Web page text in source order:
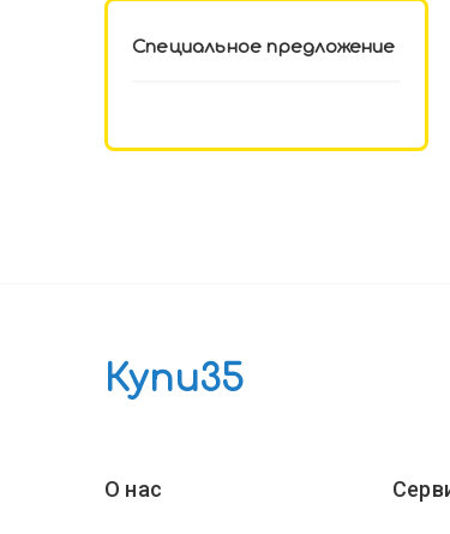
Специальное предложение
Купи35
О нас